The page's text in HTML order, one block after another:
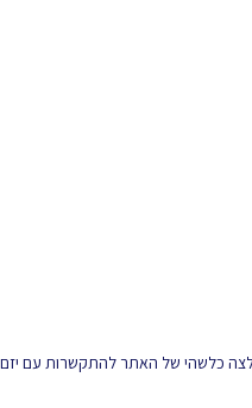
כלשהי של האתר להתקשרות עם יזם